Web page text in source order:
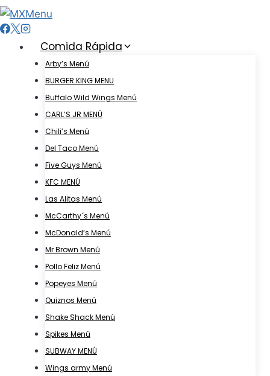
Skip
to
Comida Rápida
Arby’s Menú
BURGER KING MENU
Buffalo Wild Wings Menú
CARL’S JR MENÚ
Chili’s Menú
Del Taco Menú
Five Guys Menú
KFC MENÚ
Las Alitas Menú
McCarthy´s Menú
McDonald’s Menú
Mr Brown Menú
Pollo Feliz Menú
Popeyes Menú
Quiznos Menú
Shake Shack Menú
Spikes Menú
SUBWAY MENÚ
Wings army Menú